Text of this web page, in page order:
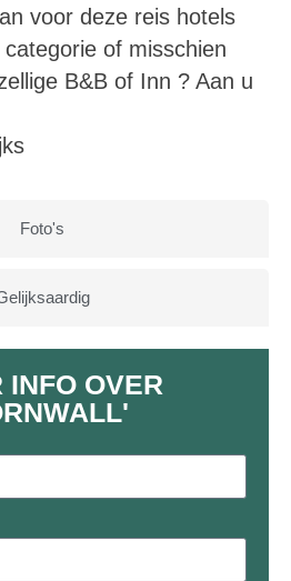
Foto's
voor deze reis hotels
of misschien
B&B of Inn ? Aan u
INFO OVER